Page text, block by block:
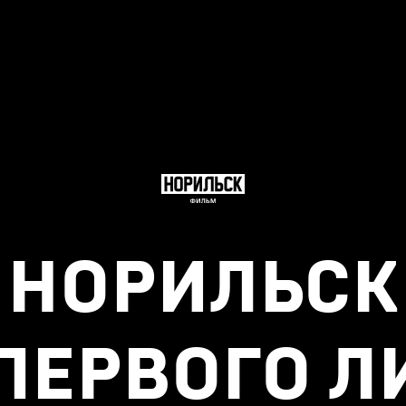
НОРИЛЬСК